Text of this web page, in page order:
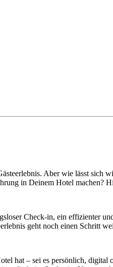
Aber wie lässt
in Deinem Hotel machen?
Check-in, ein effizienter
geht noch einen Schritt
hat – sei es persönlich,